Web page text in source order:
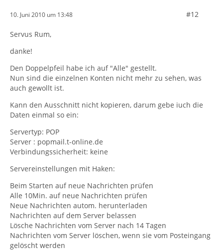
10. Juni 2010 um 13:48 #12
Servus Rum,
danke!
Den Doppelpfeil habe ich auf "Alle" gestellt.
Nun sind die einzelnen Konten nicht mehr zu sehen, was
auch gewollt ist.
Kann den Ausschnitt nicht kopieren, darum gebe iuch die
Daten einmal so ein:
Servertyp: POP
Server : popmail.t-online.de
Verbindungssicherheit: keine
Servereinstellungen mit Haken:
Beim Starten auf neue Nachrichten prüfen
Alle 10Min. auf neue Nachrichten prüfen
Neue Nachrichten autom. herunterladen
Nachrichten auf dem Server belassen
Lösche Nachrichten vom Server nach 14 Tagen
Nachrichten vom Server löschen, wenn sie vom Posteingang
gelöscht werden